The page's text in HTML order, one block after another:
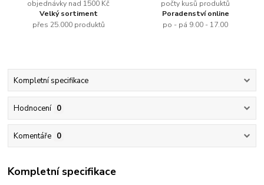
objednávky nad 1500 Kč
počty kusů produktů
Velký sortiment
přes 25.000 produktů
Poradenství online
po - pá 9.00 - 17.00
Kompletní specifikace
Hodnocení 0
Komentáře 0
Kompletní specifikace